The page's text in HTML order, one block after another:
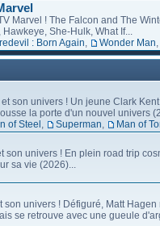
Marvel ! The Falcon and The
She-Hulk, What If...
: Born Again Wonder Man
son univers ! Un jeune Clark
la porte d'un nouvel univers
of Steel Superman Man of
son univers ! En plein road trip
sa vie (2026)...
son univers ! Défiguré, Matt Hagen
se retrouve avec une gueule